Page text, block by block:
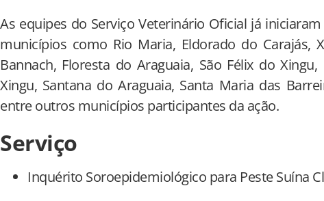
As equipes do Serviço Veterinário Oficial já
municípios como Rio Maria, Eldorado do Carajás,
Bannach, Floresta do Araguaia, São Félix do
Xingu, Santana do Araguaia, Santa Maria das
entre outros municípios participantes da ação.
Serviço
Inquérito Soroepidemiológico para Peste Suína